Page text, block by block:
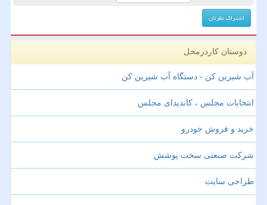
دوستان کاردرمحل
آب شیرین کن - دستگاه آب شیرین کن
انتخابات مجلس ، کاندیدای مجلس
خرید و فروش خودرو
شرکت صنعتی سخت پوشش
طراحی سایت